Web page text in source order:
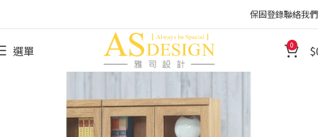
保固登錄聯絡我們
選單 0